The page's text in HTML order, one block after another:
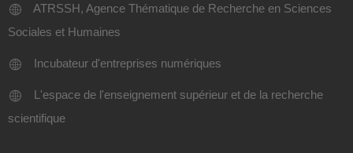
ATRSSH, Agence Thématique de Recherche en Sciences
Sociales et Humaines
Incubateur d'entreprises numériques
L'espace de l'enseignement supérieur et de la recherche
scientifique